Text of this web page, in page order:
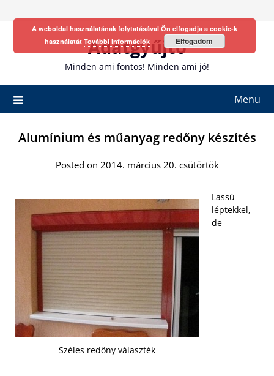
Adatgyűjtő
Minden ami fontos! Minden ami jó!
Menu
Alumínium és műanyag redőny készítés
Posted on 2014. március 20. csütörtök
Széles redőny választék
Lassú
léptekkel,
de
A weboldal használatának folytatásával Ön elfogadja a cookie-k
használatát További információk Elfogadom